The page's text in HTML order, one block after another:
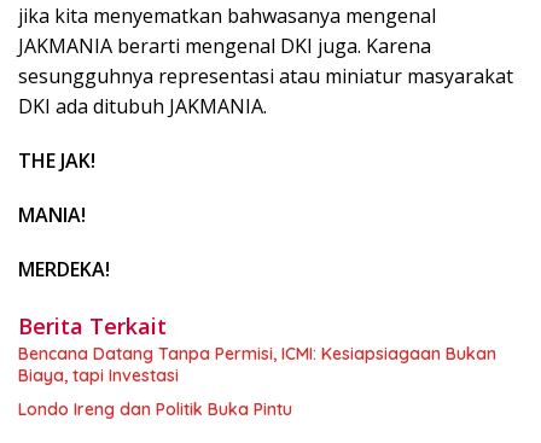
jika kita menyematkan bahwasanya mengenal
JAKMANIA berarti mengenal DKI juga. Karena
sesungguhnya representasi atau miniatur masyarakat
DKI ada ditubuh JAKMANIA.
THE JAK!
MANIA!
MERDEKA!
Berita Terkait
Bencana Datang Tanpa Permisi, ICMI: Kesiapsiagaan Bukan
Biaya, tapi Investasi
Londo Ireng dan Politik Buka Pintu